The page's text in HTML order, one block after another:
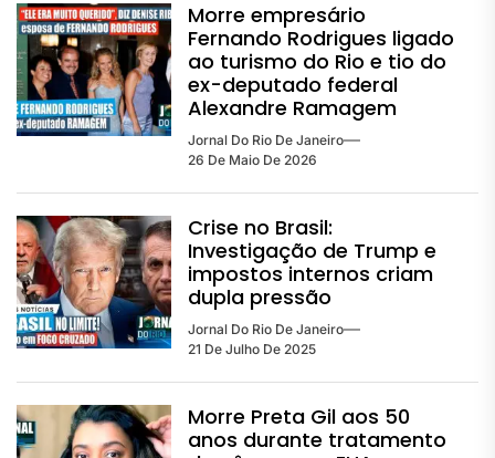
Morre empresário
Fernando Rodrigues ligado
ao turismo do Rio e tio do
ex-deputado federal
Alexandre Ramagem
Jornal Do Rio De Janeiro
26 De Maio De 2026
Crise no Brasil:
Investigação de Trump e
impostos internos criam
dupla pressão
Jornal Do Rio De Janeiro
21 De Julho De 2025
Morre Preta Gil aos 50
anos durante tratamento